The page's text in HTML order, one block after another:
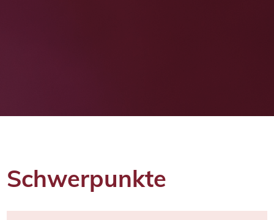
Schwerpunkte